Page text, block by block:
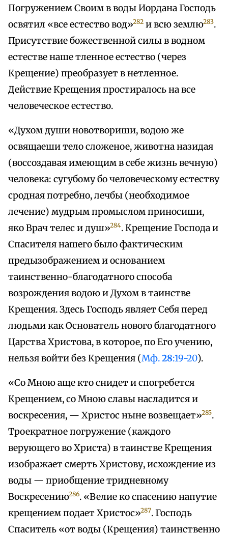
Погружением Своим в воды Иордана Господь
освятил «все естество вод»282 и всю землю283.
Присутствие божественной силы в водном
естестве наше тленное естество (через
Крещение) преобразует в нетленное.
Действие Крещения простиралось на все
человеческое естество.
«Духом души новотвориши, водою же
освящаеши тело сложеное, животна назидая
(воссоздавая имеющим в себе жизнь вечную)
человека: сугубому бо человеческому естеству
сродная потребно, лечбы (необходимое
лечение) мудрым промыслом приносиши,
яко Врач телес и душ»284. Крещение Господа и
Спасителя нашего было фактическим
предызображением и основанием
таинственно-благодатного способа
возрождения водою и Духом в таинстве
Крещения. Здесь Господь являет Себя перед
людьми как Основатель нового благодатного
Царства Христова, в которое, по Его учению,
нельзя войти без Крещения (Мф.28:19-20).
«Со Мною аще кто снидет и спогребется
Крещением, со Мною славы насладится и
воскресения, — Христос ныне возвещает»285.
Троекратное погружение (каждого
верующего во Христа) в таинстве Крещения
изображает смерть Христову, исхождение из
воды — приобщение тридневному
Воскресению286. «Велие ко спасению напутие
крещением подает Христос»287. Господь
Спаситель «от воды (Крещения) таинственно